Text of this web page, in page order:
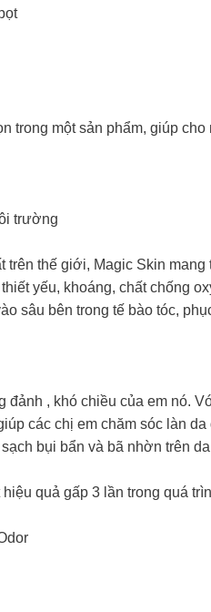
một sản phẩm, giúp
trường
thế giới, Magic Skin
yếu, khoáng, chất chống
sâu bên trong tế bào tóc,
đảnh , khó chiều của em nó.
các chị em chăm sóc làn
bụi bẩn và bã nhờn trên
quả gấp 3 lần trong quá